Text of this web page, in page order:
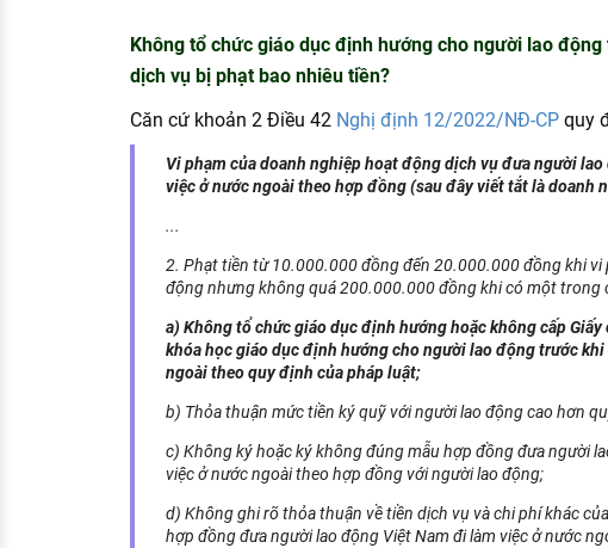
Không tổ chức giáo dục định hướng cho người lao
dịch vụ bị phạt bao nhiêu tiền?
Căn cứ khoản 2 Điều 42 Nghị định 12/2022/NĐ-CPquy
Vi phạm của doanh nghiệp hoạt động dịch vụ đưa người
việc ở nước ngoài theo hợp đồng (sau đây viết tắt là doanh
...
2. Phạt tiền từ 10.000.000 đồng đến 20.000.000 đồng khi vi
động nhưng không quá 200.000.000 đồng khi có một trong
a) Không tổ chức giáo dục định hướng hoặc không cấp
khóa học giáo dục định hướng cho người lao động trước
ngoài theo quy định của pháp luật;
b) Thỏa thuận mức tiền ký quỹ với người lao động cao hơn
c) Không ký hoặc ký không đúng mẫu hợp đồng đưa người
việc ở nước ngoài theo hợp đồng với người lao động;
d) Không ghi rõ thỏa thuận về tiền dịch vụ và chi phí khác
hợp đồng đưa người lao động Việt Nam đi làm việc ở nước